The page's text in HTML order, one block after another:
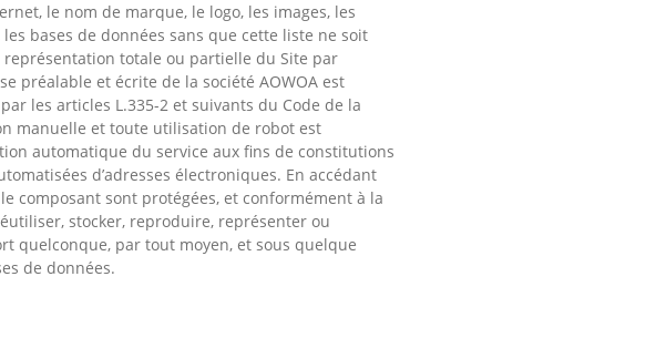
le nom de marque, le logo, les images, les
bases de données sans que cette liste ne soit
représentation totale ou partielle du Site par
préalable et écrite de la société AOWOA est
les articles L.335-2 et suivants du Code de la
manuelle et toute utilisation de robot est
automatique du service aux fins de constitutions
d’adresses électroniques. En accédant
composant sont protégées, et conformément à la
stocker, reproduire, représenter ou
quelconque, par tout moyen, et sous quelque
de données.